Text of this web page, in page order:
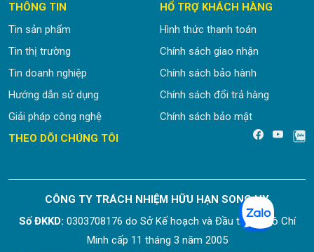
THÔNG TIN
Tin sản phẩm
Tin thị trường
Tin doanh nghiệp
Hướng dẫn sử dụng
Giải pháp công nghệ
HỔ TRỢ KHÁCH HÀNG
Hình thức thanh toán
Chính sách giao nhận
Chính sách bảo hành
Chính sách đổi trả hàng
Chính sách bảo mật.
THEO DÕI CHÚNG TÔI
CÔNG TY TRÁCH NHIỆM HỮU HẠN SONG HY
Số ĐKKD: 0303708176 do Sở Kế hoạch và Đầu tư Tp. Hồ Chí
Minh cấp 11 tháng 3 năm 2005